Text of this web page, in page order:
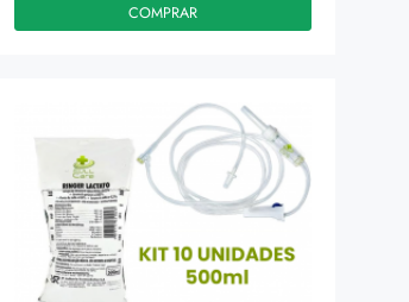
COMPRAR